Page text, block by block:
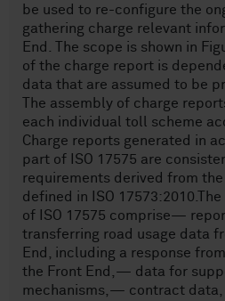
be used to re-configure the
gathering charge relevant
End. The scope is shown in
of the charge report is
data that are assumed to be
The assembly of charge
each individual toll scheme
Charge reports generated in
part of ISO 17575 are
requirements derived from
defined in ISO
of ISO 17575 comprise—
transferring road usage data
End, including a response
the Front End,— data for
mechanisms,— contract